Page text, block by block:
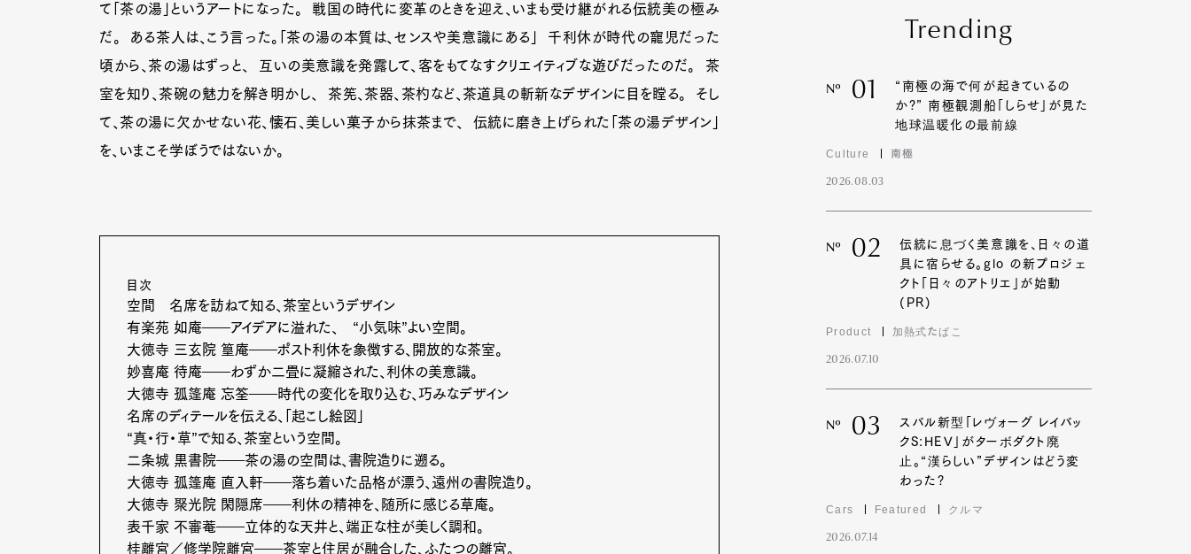
て「茶の湯」というアートになった。 戦国の時代に変革のときを迎え、いまも受け継がれる伝統美の極み
だ。 ある茶人は、こう言った。「茶の湯の本質は、センスや美意識にある」 千利休が時代の寵児だった
頃から、茶の湯はずっと、 互いの美意識を発露して、客をもてなすクリエイティブな遊びだったのだ。 茶
室を知り、茶碗の魅力を解き明かし、 茶筅、茶器、茶杓など、茶道具の斬新なデザインに目を瞠る。 そし
て、茶の湯に欠かせない花、懐石、美しい菓子から抹茶まで、 伝統に磨き上げられた「茶の湯デザイン」
を、いまこそ学ぼうではないか。
目次
空間 名席を訪ねて知る、茶室というデザイン
有楽苑 如庵――アイデアに溢れた、 “小気味”よい空間。
大徳寺 三玄院 篁庵――ポスト利休を象徴する、開放的な茶室。
妙喜庵 待庵――わずか二畳に凝縮された、利休の美意識。
大徳寺 孤篷庵 忘筌――時代の変化を取り込む、巧みなデザイン
名席のディテールを伝える、「起こし絵図」
“真・行・草”で知る、茶室という空間。
二条城 黒書院――茶の湯の空間は、書院造りに遡る。
大徳寺 孤篷庵 直入軒――落ち着いた品格が漂う、遠州の書院造り。
大徳寺 聚光院 閑隠席――利休の精神を、随所に感じる草庵。
表千家 不審菴――立体的な天井と、端正な柱が美しく調和。
桂離宮／修学院離宮――茶室と住居が融合した、ふたつの離宮。
Trending
Nº 01
“南極の海で何が起きているの
か?” 南極観測船「しらせ」が見た
地球温暖化の最前線
Culture 南極
2026.08.03
Nº 02
伝統に息づく美意識を、日々の道
具に宿らせる。glo の新プロジェ
クト「日々のアトリエ」が始動
(PR)
Product 加熱式たばこ
2026.07.10
Nº 03
スバル新型「レヴォーグ レイバッ
クS:HEV」がターボダクト廃
止。“漢らしい”デザインはどう変
わった?
Cars Featured クルマ
2026.07.14